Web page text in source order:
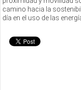
camino hacia la
día en el uso de las